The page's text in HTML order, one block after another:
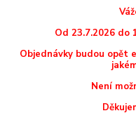
Od 23.7.2026 do
Objednávky budou opět
Není